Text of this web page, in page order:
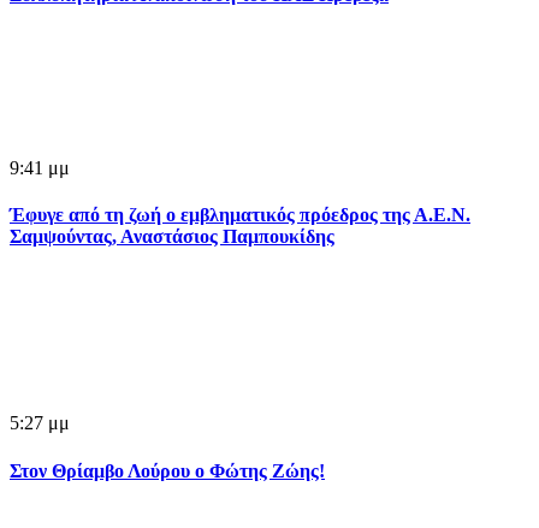
9:41 μμ
Έφυγε από τη ζωή ο εμβληματικός πρόεδρος της Α.Ε.Ν.
Σαμψούντας, Αναστάσιος Παμπουκίδης
5:27 μμ
Στον Θρίαμβο Λούρου ο Φώτης Ζώης!